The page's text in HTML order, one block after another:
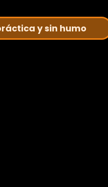
y sin humo